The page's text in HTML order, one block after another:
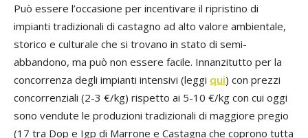
Può essere l’occasione per incentivare il ripristino di
impianti tradizionali di castagno ad alto valore ambientale,
storico e culturale che si trovano in stato di semi-
abbandono, ma può non essere facile. Innanzitutto per la
concorrenza degli impianti intensivi (leggi qui) con prezzi
concorrenziali (2-3 €/kg) rispetto ai 5-10 €/kg con cui oggi
sono vendute le produzioni tradizionali di maggiore pregio
(17 tra Dop e Igp di Marrone e Castagna che coprono tutta